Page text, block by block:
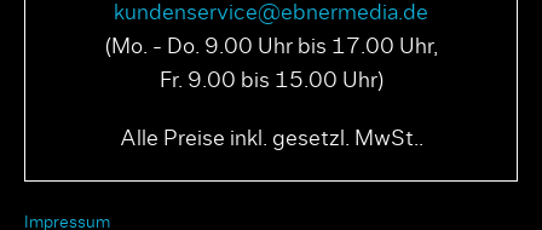
kundenservice@ebnermedia.de
(Mo. - Do. 9.00 Uhr bis 17.00 Uhr,
Fr. 9.00 bis 15.00 Uhr)
Alle Preise inkl. gesetzl. MwSt..
Impressum